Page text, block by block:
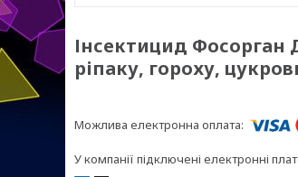
Інсектицид
ріпаку, гороху,
У компанії підключені електронні